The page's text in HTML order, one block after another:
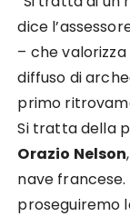
dice
– che
diffuso di
primo
Si tratta della
Orazio Nelson
nave
proseguiremo